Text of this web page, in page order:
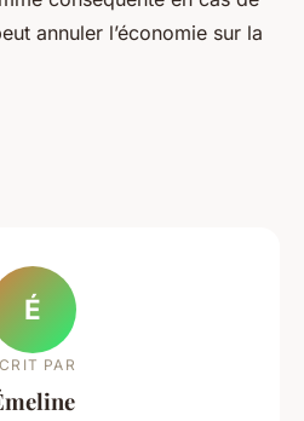
annuler l’économie sur la
É
PAR